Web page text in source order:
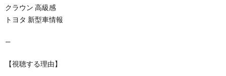
クラウン 高級感
トヨタ 新型車情報
—
【視聴する理由】